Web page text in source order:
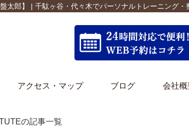
太郎】 | 千駄ヶ谷・代々木でパーソナルトレーニング
アクセス・マップ ブログ 会社概
の記事一覧